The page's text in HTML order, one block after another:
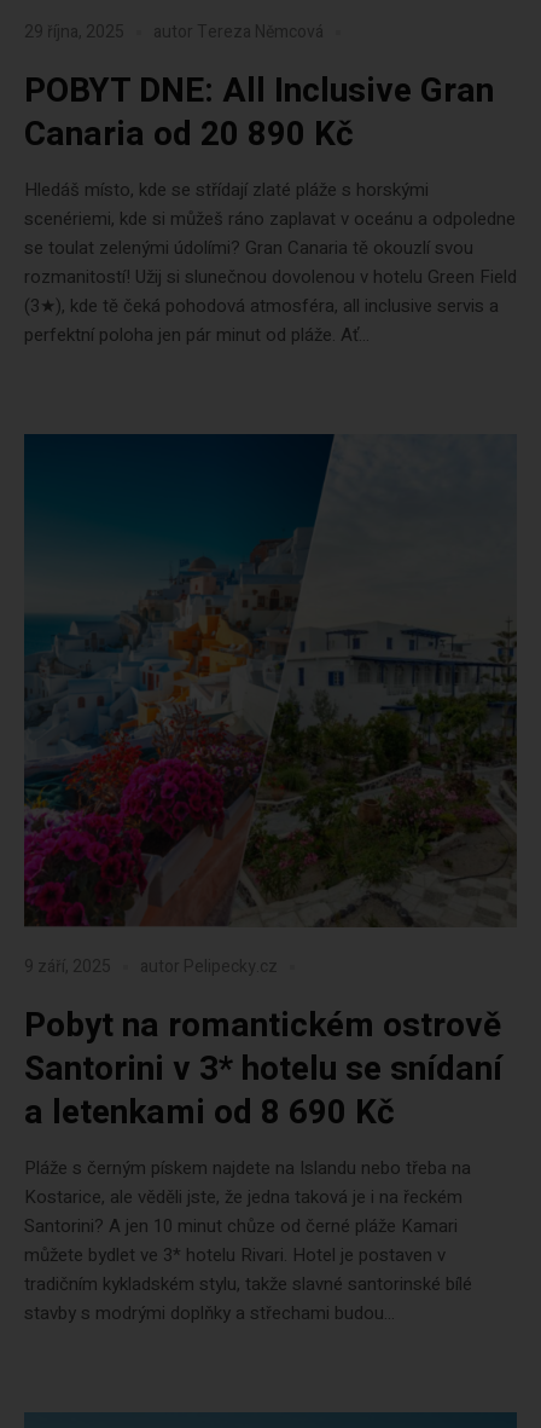
29 října, 2025 autor Tereza Němcová
POBYT DNE: All Inclusive Gran
Canaria od 20 890 Kč
Hledáš místo, kde se střídají zlaté pláže s horskými
scenériemi, kde si můžeš ráno zaplavat v oceánu a odpoledne
se toulat zelenými údolími? Gran Canaria tě okouzlí svou
rozmanitostí! Užij si slunečnou dovolenou v hotelu Green Field
(3★), kde tě čeká pohodová atmosféra, all inclusive servis a
perfektní poloha jen pár minut od pláže. Ať...
9 září, 2025 autor Pelipecky.cz
Pobyt na romantickém ostrově
Santorini v 3* hotelu se snídaní
a letenkami od 8 690 Kč
Pláže s černým pískem najdete na Islandu nebo třeba na
Kostarice, ale věděli jste, že jedna taková je i na řeckém
Santorini? A jen 10 minut chůze od černé pláže Kamari
můžete bydlet ve 3* hotelu Rivari. Hotel je postaven v
tradičním kykladském stylu, takže slavné santorinské bílé
stavby s modrými doplňky a střechami budou...